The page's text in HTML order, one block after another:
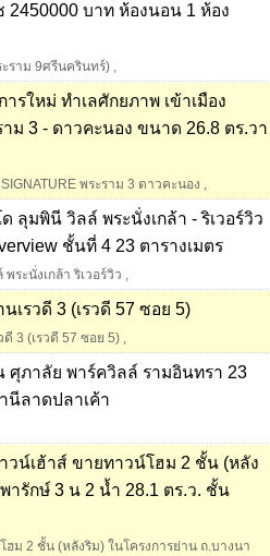
บาท ห้องนอน 1 ห้อง
ะราม 9ศรีนครินทร์) ,
รใหม่ ทำเลศักยภาพ เข้าเมือง
าม 3 - ดาวคะนอง ขนาด 26.8 ตร.วา
พระราม 3 ดาวคะนอง ,
ลุมพินี วิลล์ พระนั่งเกล้า - ริเวอร์วิว
ชั้นที่ 4 23 ตารางเมตร
ระนั่งเกล้า ริเวอร์วิว ,
รวดี 3 (เรวดี 57 ซอย 5)
3 (เรวดี 57 ซอย 5) ,
ศุภาลัย พาร์ควิลล์ รามอินทรา 23
นีลาดปลาเค้า
วน์เฮ้าส์ ขายทาวน์โฮม 2 ชั้น (หลัง
ารักษ์ 3 น 2 น้ำ 28.1 ตร.ว. ชั้น
ฮม 2 ชั้น (หลังริม) ในโครงการย่าน ถ.บางนา